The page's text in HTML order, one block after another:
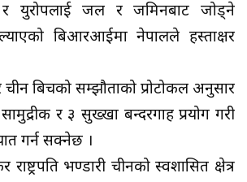
र युरोपलाई जल र जमिनबाट जोड्ने
बिआरआईमा नेपालले हस्ताक्षर
बिचको सम्झौताको प्रोटोकल अनुसार
र ३ सुख्खा बन्दरगाह प्रयोग गरी
गर्न सक्नेछ ।
भण्डारी चीनको स्वशासित क्षेत्र